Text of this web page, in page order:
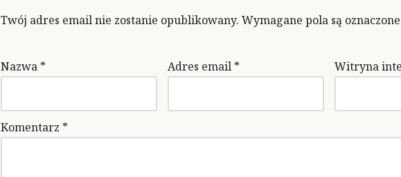
Twój adres email nie zostanie opublikowany. Wymagane pola są oznaczone
Nazwa * Adres email * Witryna
Komentarz *